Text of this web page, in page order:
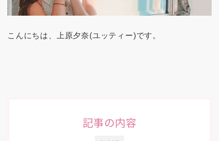
こんにちは、上原夕奈(ユッティー)です。
記事の内容